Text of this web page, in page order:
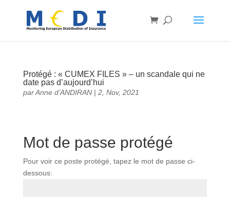
Protégé : « CUMEX FILES » – un scandale qui ne
date pas d’aujourd’hui
parAnne d’ANDIRAN| 2, Nov, 2021
Mot de passe protégé
Pour voir ce poste protégé, tapez le mot de passe ci-
dessous: